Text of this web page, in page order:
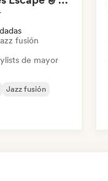
fusión
de mayor
Jazz fusión